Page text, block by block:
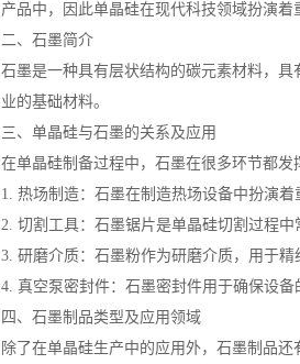
产品中，因此单晶硅在现代科技领域扮演着
二、石墨简介
石墨是一种具有层状结构的碳元素材料，
业的基础材料。
三、单晶硅与石墨的关系及应用
在单晶硅制备过程中，石墨在很多环节都发
1. 热场制造：石墨在制造热场设备中扮演
2. 切割工具：石墨锯片是单晶硅切割过程
3. 研磨介质：石墨粉作为研磨介质，用于精
4. 真空泵密封件：石墨密封件用于确保设
四、石墨制品类型及应用领域
除了在单晶硅生产中的应用外，石墨制品还